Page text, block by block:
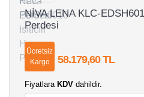
NİVA LENA KLC-
Perdesi
Ücretsiz
Kargo
58.179,60 TL
Fiyatlara KDV dahildir.